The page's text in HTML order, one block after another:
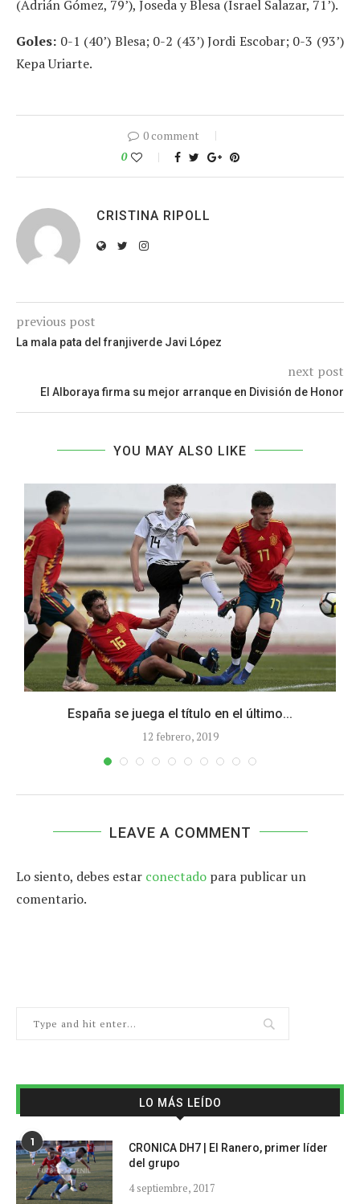
(Adrián Gómez, 79’), Joseda y Blesa (Israel Salazar, 71’).
Goles: 0-1 (40’) Blesa; 0-2 (43’) Jordi Escobar; 0-3 (93’)
Kepa Uriarte.
0 comment
0
CRISTINA RIPOLL
previous post
La mala pata del franjiverde Javi López
next post
El Alboraya firma su mejor arranque en División de Honor
YOU MAY ALSO LIKE
España se juega el título en el último...
12 febrero, 2019
LEAVE A COMMENT
Lo siento, debes estar conectado para publicar un
comentario.
LO MÁS LEÍDO
1
CRONICA DH7 | El Ranero, primer líder
del grupo
4 septiembre, 2017